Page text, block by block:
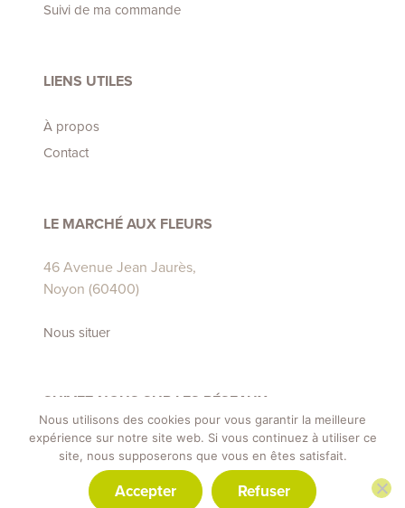
Suivi de ma commande
LIENS UTILES
À propos
Contact
LE MARCHÉ AUX FLEURS
46 Avenue Jean Jaurès,
Noyon (60400)
Nous situer
SUIVEZ-NOUS SUR LES RÉSEAUX
Nous utilisons des cookies pour vous garantir la meilleure
expérience sur notre site web. Si vous continuez à utiliser ce
site, nous supposerons que vous en êtes satisfait.
Accepter Refuser